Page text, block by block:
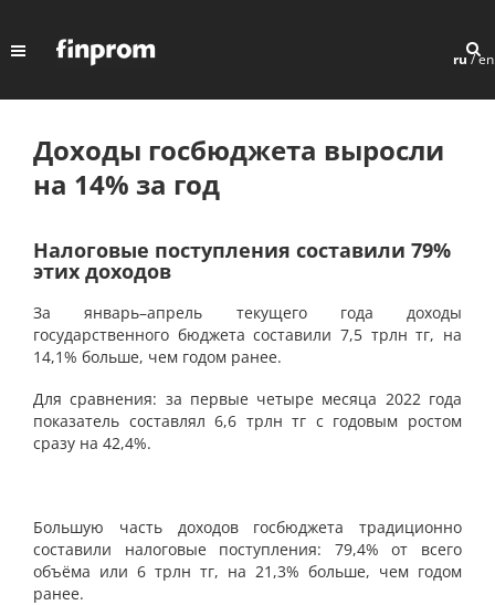
ru/en
Доходы госбюджета выросли
на 14% за год
Налоговые поступления составили 79%
этих доходов
За январь–апрель текущего года доходы
государственного бюджета составили 7,5 трлн тг, на
14,1% больше, чем годом ранее.
Для сравнения: за первые четыре месяца 2022 года
показатель составлял 6,6 трлн тг с годовым ростом
сразу на 42,4%.
Большую часть доходов госбюджета традиционно
составили налоговые поступления: 79,4% от всего
объёма или 6 трлн тг, на 21,3% больше, чем годом
ранее.